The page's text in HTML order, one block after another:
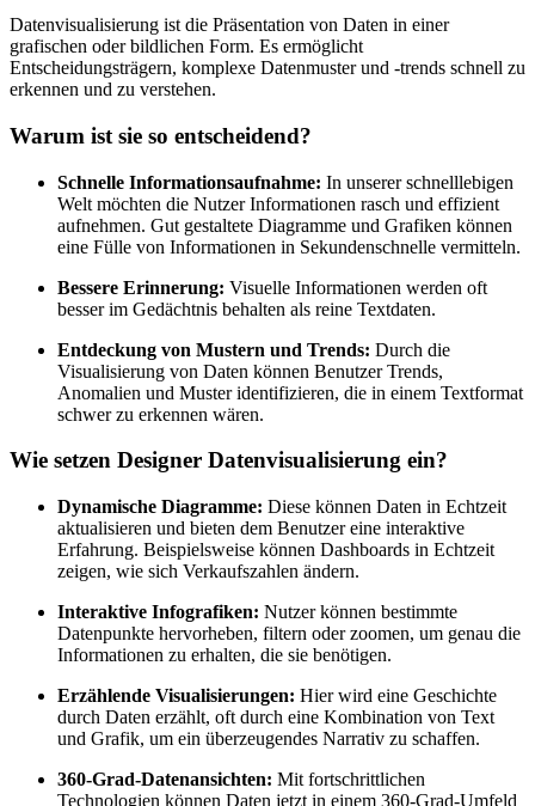
Datenvisualisierung ist die Präsentation von Daten in einer
grafischen oder bildlichen Form. Es ermöglicht
Entscheidungsträgern, komplexe Datenmuster und -trends schnell zu
erkennen und zu verstehen.
Warum ist sie so entscheidend?
Schnelle Informationsaufnahme: In unserer schnelllebigen
Welt möchten die Nutzer Informationen rasch und effizient
aufnehmen. Gut gestaltete Diagramme und Grafiken können
eine Fülle von Informationen in Sekundenschnelle vermitteln.
Bessere Erinnerung: Visuelle Informationen werden oft
besser im Gedächtnis behalten als reine Textdaten.
Entdeckung von Mustern und Trends: Durch die
Visualisierung von Daten können Benutzer Trends,
Anomalien und Muster identifizieren, die in einem Textformat
schwer zu erkennen wären.
Wie setzen Designer Datenvisualisierung ein?
Dynamische Diagramme: Diese können Daten in Echtzeit
aktualisieren und bieten dem Benutzer eine interaktive
Erfahrung. Beispielsweise können Dashboards in Echtzeit
zeigen, wie sich Verkaufszahlen ändern.
Interaktive Infografiken: Nutzer können bestimmte
Datenpunkte hervorheben, filtern oder zoomen, um genau die
Informationen zu erhalten, die sie benötigen.
Erzählende Visualisierungen: Hier wird eine Geschichte
durch Daten erzählt, oft durch eine Kombination von Text
und Grafik, um ein überzeugendes Narrativ zu schaffen.
360-Grad-Datenansichten: Mit fortschrittlichen
Technologien können Daten jetzt in einem 360-Grad-Umfeld